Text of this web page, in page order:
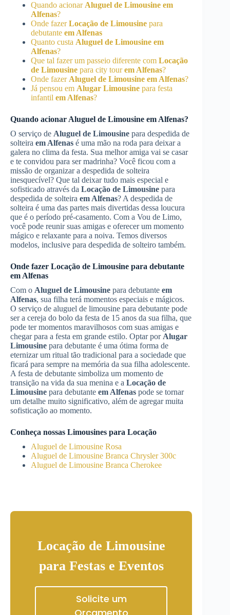
Quando acionar Aluguel de Limousine em
Alfenas?
Onde fazerLocação de Limousine para
debutante em Alfenas
Quanto custa Aluguel de Limousine em
Alfenas?
Que tal fazer um passeio diferente com Locação
de Limousine para city tourem Alfenas?
Onde fazer Aluguel de Limousine em Alfenas?
Já pensou em Alugar Limousine para festa
infantil em Alfenas?
Quando acionar Aluguel de Limousine em Alfenas?
O serviço de Aluguel de Limousine para despedida de
solteira em Alfenas é uma mão na roda para deixar a
galera no clima da festa. Sua melhor amiga vai se casar
e te convidou para ser madrinha? Você ficou com a
missão de organizar a despedida de solteira
inesquecível? Que tal deixar tudo mais especial e
sofisticado através da Locação de Limousine para
despedida de solteira em Alfenas? A despedida de
solteira é uma das partes mais divertidas dessa loucura
que é o período pré-casamento. Com a Vou de Limo,
você pode reunir suas amigas e oferecer um momento
mágico e relaxante para a noiva. Temos diversos
modelos, inclusive para despedida de solteiro também.
Onde fazer Locação de Limousine para debutante
em Alfenas
Com o Aluguel de Limousine para debutante em
Alfenas, sua filha terá momentos especiais e mágicos.
O serviço de aluguel de limousine para debutante pode
ser a cereja do bolo da festa de 15 anos da sua filha, que
pode ter momentos maravilhosos com suas amigas e
chegar para a festa em grande estilo. Optar por Alugar
Limousine para debutante é uma ótima forma de
eternizar um ritual tão tradicional para a sociedade que
ficará para sempre na memória da sua filha adolescente.
A festa de debutante simboliza um momento de
transição na vida da sua menina e a Locação de
Limousine para debutante em Alfenas pode se tornar
um detalhe muito significativo, além de agregar muita
sofisticação ao momento.
Conheça nossas Limousines para Locação
Aluguel de Limousine Rosa
Aluguel de Limousine Branca Chrysler 300c
Aluguel de Limousine Branca Cherokee
Locação de Limousine
para Festas e Eventos
Solicite um